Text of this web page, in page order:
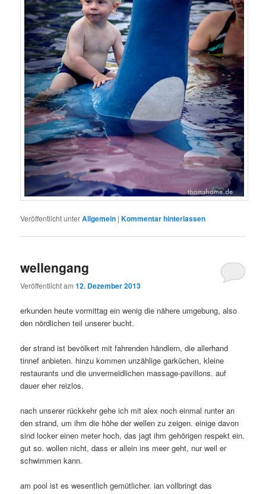
Veröffentlicht unterAllgemein |Kommentar hinterlassen
wellengang
Veröffentlicht am12. Dezember 2013
erkunden heute vormittag ein wenig die nähere umgebung, also
den nördlichen teil unserer bucht.
der strand ist bevölkert mit fahrenden händlern, die allerhand
tinnef anbieten. hinzu kommen unzählige garküchen, kleine
restaurants und die unvermeidlichen massage-pavillons. auf
dauer eher reizlos.
nach unserer rückkehr gehe ich mit alex noch einmal runter an
den strand, um ihm die höhe der wellen zu zeigen. einige davon
sind locker einen meter hoch, das jagt ihm gehörigen respekt ein.
gut so. wollen nicht, dass er allein ins meer geht, nur weil er
schwimmen kann.
am pool ist es wesentlich gemütlicher. ian vollbringt das